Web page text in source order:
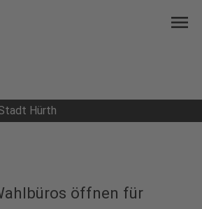
menu
Hürth
öffnen für